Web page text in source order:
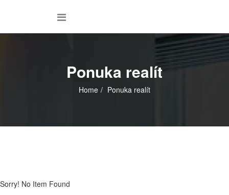
Ponuka realít
Home Ponuka realít
Sorry! No Item Found